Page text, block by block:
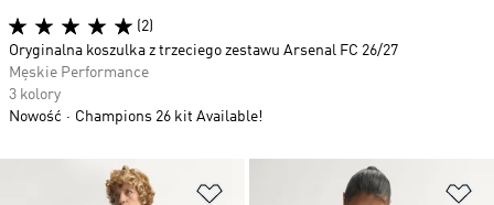
Dodaj do listy życzeń
(2)
Oryginalna koszulka z trzeciego zestawu Arsenal FC 26/27
Męskie Performance
3 kolory
Nowość
Champions 26 kit Available!